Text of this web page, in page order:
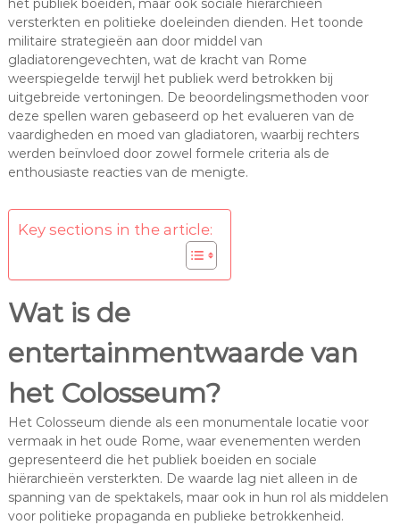
het publiek boeiden, maar ook sociale hiërarchieën
versterkten en politieke doeleinden dienden. Het toonde
militaire strategieën aan door middel van
gladiatorengevechten, wat de kracht van Rome
weerspiegelde terwijl het publiek werd betrokken bij
uitgebreide vertoningen. De beoordelingsmethoden voor
deze spellen waren gebaseerd op het evalueren van de
vaardigheden en moed van gladiatoren, waarbij rechters
werden beïnvloed door zowel formele criteria als de
enthousiaste reacties van de menigte.
Key sections in the article:
Wat is de
entertainmentwaarde van
het Colosseum?
Het Colosseum diende als een monumentale locatie voor
vermaak in het oude Rome, waar evenementen werden
gepresenteerd die het publiek boeiden en sociale
hiërarchieën versterkten. De waarde lag niet alleen in de
spanning van de spektakels, maar ook in hun rol als middelen
voor politieke propaganda en publieke betrokkenheid.